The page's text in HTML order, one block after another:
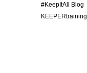
#KeepItAll Blog
KEEPERtraining